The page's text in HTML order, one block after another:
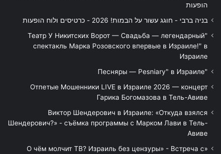
הופעות
בניה ברבי - חוגג עשור על הבמות! 2026 - כרטיסים ולוח הופעות
"Театр У Никитских Ворот — Свадьба — легендарный
спектакль Марка Розовского впервые в Израиле!" в
Израиле
"Песняры — Pesniary" в Израиле
Отпетые Мошенники LIVE в Израиле 2026 — концерт
Гарика Богомазова в Тель-Авиве
Виктор Шендерович в Израиле: «Откуда взялся
Шендерович?» - съёмка программы с Марком Лави в Тель-
Авиве
«О чём молчит ТВ? Израиль без цензуры» - Встреча с